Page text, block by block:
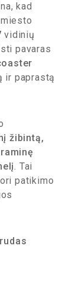
kad
vidinių
pavaras
ir paprastą
žibintą,
. Tai
patikimo